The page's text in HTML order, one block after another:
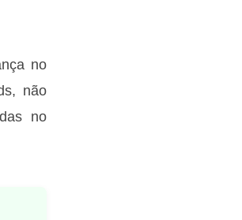
no
não
no